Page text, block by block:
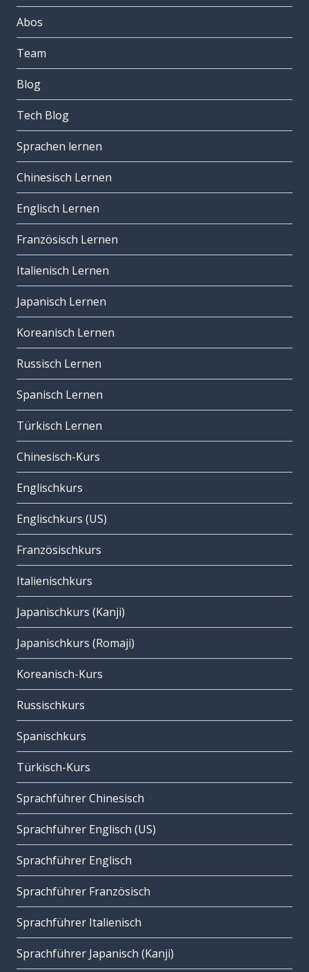
Abos
Team
Blog
Tech Blog
Sprachen lernen
Chinesisch Lernen
Englisch Lernen
Französisch Lernen
Italienisch Lernen
Japanisch Lernen
Koreanisch Lernen
Russisch Lernen
Spanisch Lernen
Türkisch Lernen
Chinesisch-Kurs
Englischkurs
Englischkurs (US)
Französischkurs
Italienischkurs
Japanischkurs (Kanji)
Japanischkurs (Romaji)
Koreanisch-Kurs
Russischkurs
Spanischkurs
Türkisch-Kurs
Sprachführer Chinesisch
Sprachführer Englisch (US)
Sprachführer Englisch
Sprachführer Französisch
Sprachführer Italienisch
Sprachführer Japanisch (Kanji)